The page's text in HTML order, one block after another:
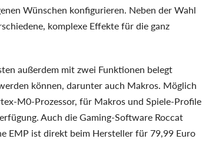
Wünschen konfigurieren. Neben der Wahl
komplexe Effekte für die ganz
außerdem mit zwei Funktionen belegt
können, darunter auch Makros. Möglich
M0-Prozessor, für Makros und Spiele-Profile
Auch die Gaming-Software Roccat
EMP ist direkt beim Hersteller für 79,99 Euro